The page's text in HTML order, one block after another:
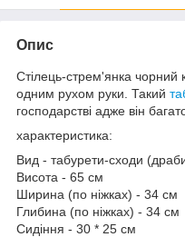
Опис
Стілець-стрем'янка чорний
одним рухом руки. Такий
господарстві адже він
характеристика:
Вид - табурети-сходи
Висота - 65 см
Ширина (по ніжках) - 34 см
Глибина (по ніжках) - 34 см
Сидіння - 30 * 25 см